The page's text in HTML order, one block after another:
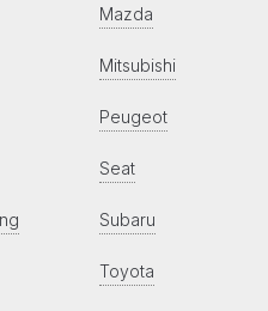
Mazda
Mitsubishi
Peugeot
Seat
Subaru
Toyota